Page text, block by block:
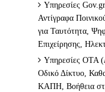
Υπηρεσίες
Αντίγραφα
για Ταυτότητα,
Επιχείρησης,
Υπηρεσίες ΟΤΑ
Οδικό Δίκτυο,
ΚΑΠΗ, Βοήθεια